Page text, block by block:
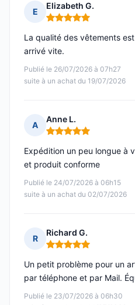
E
Elizabeth G.
Note : 5 sur 5
Publié le 26/07/2026 à 07h27
suite à un achat du 19/07/2026
La qualité des vêtements
arrivé vite.
A
Anne L.
Note : 5 sur 5
Publié le 24/07/2026 à 06h15
suite à un achat du 02/07/2026
Expédition un peu longue à
et produit conforme
R
Richard G.
Note : 5 sur 5
Publié le 23/07/2026 à 06h30
Un petit problème pour un
par téléphone et par Mail.